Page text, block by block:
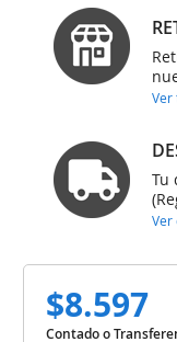
Ver
Tu
Ver
$8.597
Contado o